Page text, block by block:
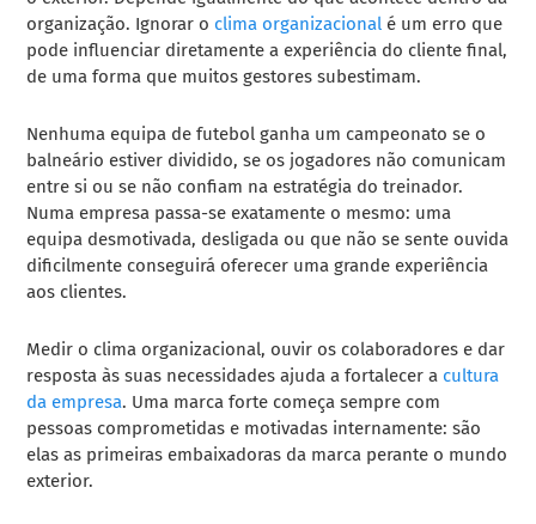
organização. Ignorar o clima organizacional é um erro que
pode influenciar diretamente a experiência do cliente final,
de uma forma que muitos gestores subestimam.
Nenhuma equipa de futebol ganha um campeonato se o
balneário estiver dividido, se os jogadores não comunicam
entre si ou se não confiam na estratégia do treinador.
Numa empresa passa-se exatamente o mesmo: uma
equipa desmotivada, desligada ou que não se sente ouvida
dificilmente conseguirá oferecer uma grande experiência
aos clientes.
Medir o clima organizacional, ouvir os colaboradores e dar
resposta às suas necessidades ajuda a fortalecer a cultura
da empresa. Uma marca forte começa sempre com
pessoas comprometidas e motivadas internamente: são
elas as primeiras embaixadoras da marca perante o mundo
exterior.